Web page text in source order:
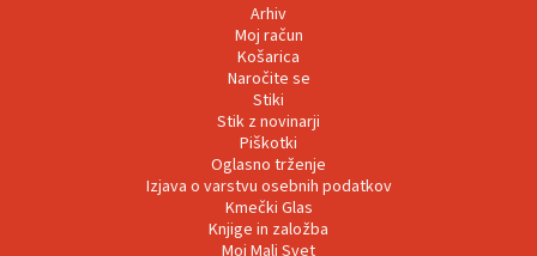
Arhiv
Moj račun
Košarica
Naročite se
Stiki
Stik z novinarji
Piškotki
Oglasno trženje
Izjava o varstvu osebnih podatkov
Kmečki Glas
Knjige in založba
Moj Mali Svet